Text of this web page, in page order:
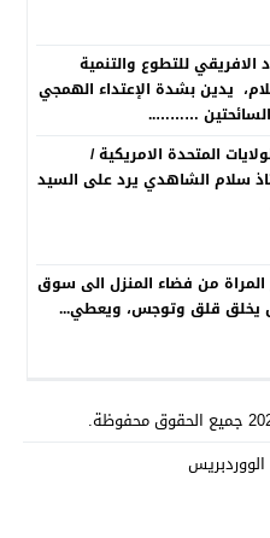
الافريقي للتطوع والتنمية
يدين بشدة الإعتداء الهمجي
………..
المتحدة الامريكية /
سلام الشاهدي يرد على السيد
من فضاء المنزل الى سوق
يخلق قلق وتوجس، ويعطي...